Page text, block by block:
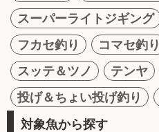
スーパーライトジギング
フカセ釣り
コマセ釣り
スッテ＆ツノ
テンヤ
投げ＆ちょい投げ釣り
対象魚から探す